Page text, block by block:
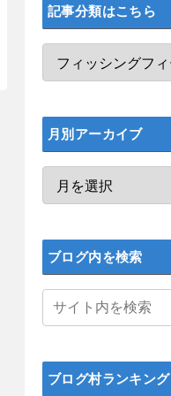
記事分類はこちら
月別アーカイブ
ブログ内を検索
ブログ村ランキング